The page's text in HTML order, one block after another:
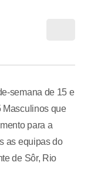
semana de 15 e
Masculinos que
para a
as equipas do
de Sôr, Rio